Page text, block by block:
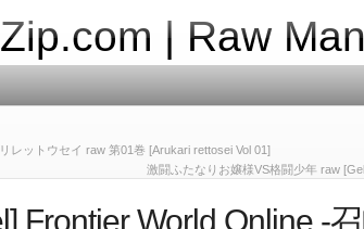
| Raw
レットウセイ raw 第01巻 [Arukari rettosei Vol 01]
激闘ふたなりお嬢様VS格闘少年 raw
Frontier World Online ‐